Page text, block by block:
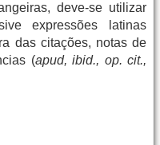
deve-se utilizar
expressões latinas
das citações, notas de
(apud, ibid., op. cit.,